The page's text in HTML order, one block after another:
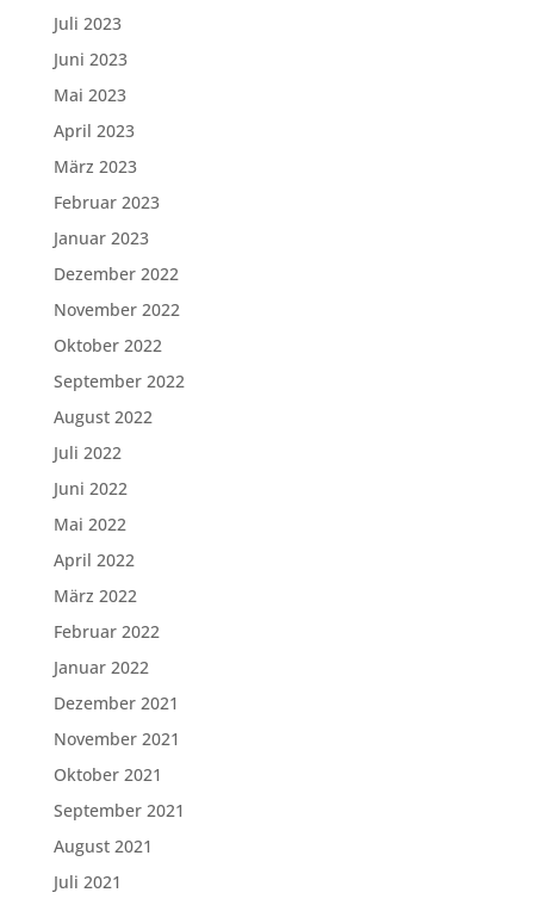
Juli 2023
Juni 2023
Mai 2023
April 2023
März 2023
Februar 2023
Januar 2023
Dezember 2022
November 2022
Oktober 2022
September 2022
August 2022
Juli 2022
Juni 2022
Mai 2022
April 2022
März 2022
Februar 2022
Januar 2022
Dezember 2021
November 2021
Oktober 2021
September 2021
August 2021
Juli 2021